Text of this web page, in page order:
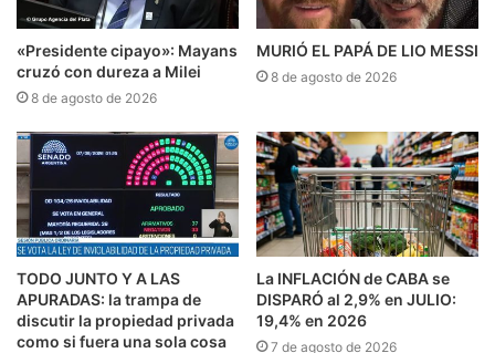
«Presidente cipayo»: Mayans
cruzó con dureza a Milei
8 de agosto de 2026
MURIÓ EL PAPÁ DE LIO MESSI
8 de agosto de 2026
TODO JUNTO Y A LAS
APURADAS: la trampa de
discutir la propiedad privada
como si fuera una sola cosa
La INFLACIÓN de CABA se
DISPARÓ al 2,9% en JULIO:
19,4% en 2026
7 de agosto de 2026